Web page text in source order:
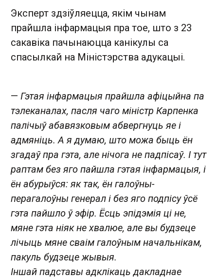
Эксперт здзіўляецца, якім чынам
прайшла інфармацыя пра тое, што з 23
сакавіка пачынаюцца канікулы са
спасылкай на Міністэрства адукацыі.
— Гэтая інфармацыя прайшла афіцыйна па
тэлеканалах, пасля чаго міністр Карпенка
палічыў абавязковым абвергнуць яе і
адмяніць. А я думаю, што можа быць ён
згадаў пра гэта, але нічога не падпісаў. І тут
раптам без яго пайшла гэтая інфармацыя, і
ён абурыўся: як так, ён галоўны-
перагалоўны генерал і без яго подпісу ўсё
гэта пайшло ў эфір. Ёсць эпідэмія ці не,
мяне гэта ніяк не хвалюе, але вы будзеце
лічыць мяне сваім галоўным начальнікам,
пакуль будзеце жывыя.
Іншай падставы адклікаць дакладнае